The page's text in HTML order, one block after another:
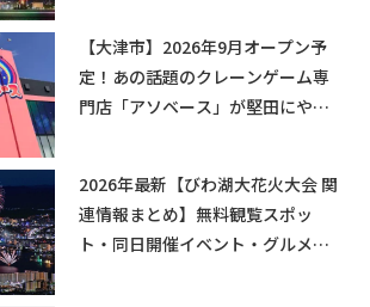
【大津市】2026年9月オープン予
定！あの話題のクレーンゲーム専
門店「アソベース」が堅田にやっ
2026年最新【びわ湖大花火大会 関
連情報まとめ】無料観覧スポッ
ト・同日開催イベント・グルメマ